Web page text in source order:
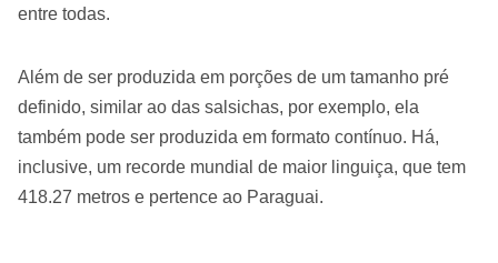
entre todas.
Além de ser produzida em porções de um tamanho pré
definido, similar ao das salsichas, por exemplo, ela
também pode ser produzida em formato contínuo. Há,
inclusive, um recorde mundial de maior linguiça, que tem
418.27 metros e pertence ao Paraguai.